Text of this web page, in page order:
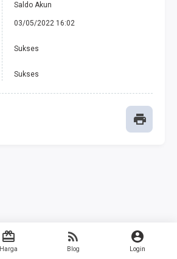
Harga Blog Login
Saldo Akun
03/05/2022 16:02
Sukses
Sukses